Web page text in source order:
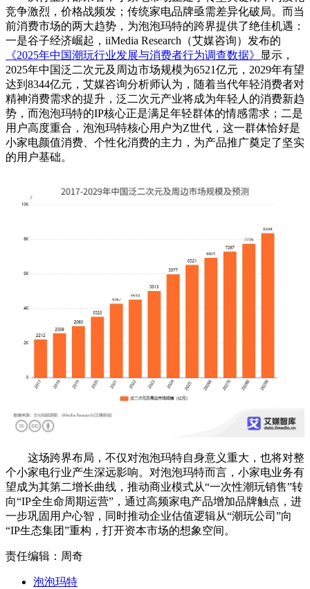
竞争激烈，价格战频发；传统家电品牌亟需差异化破局。而当
前消费市场的两大趋势，为泡泡玛特的跨界提供了绝佳机遇：
一是谷子经济崛起，iiMedia Research（艾媒咨询）发布的
《2025年中国潮玩行业发展与消费者行为调查数据》
显示，
2025年中国泛二次元及周边市场规模为6521亿元，2029年有望
达到8344亿元，艾媒咨询分析师认为，随着当代年轻消费者对
精神消费需求的提升，泛二次元产业将成为年轻人的消费新趋
势，而泡泡玛特的IP核心正是满足年轻群体的情感需求；二是
用户高度重合，泡泡玛特核心用户为Z世代，这一群体恰好是
小家电颜值消费、个性化消费的主力，为产品推广奠定了坚实
的用户基础。
这场跨界布局，不仅对泡泡玛特自身意义重大，也将对整
个小家电行业产生深远影响。对泡泡玛特而言，小家电业务有
望成为其第二增长曲线，推动商业模式从“一次性潮玩销售”转
向“IP全生命周期运营”，通过高频家电产品增加品牌触点，进
一步巩固用户心智，同时推动企业估值逻辑从“潮玩公司”向
“IP生态集团”重构，打开资本市场的想象空间。
责任编辑：周奇
泡泡玛特